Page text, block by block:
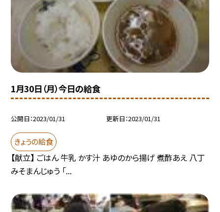
1月30日（月）今日の給食
公開日 2023/01/31 更新日 2023/01/31
きょうの給食
【献立】 ごはん 牛乳 かす汁 あゆのから揚げ 煮酢あえ 八丁
みそまんじゅう 「...